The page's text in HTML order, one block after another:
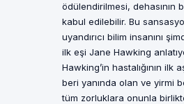
ödülendirilmesi, dehasının
kabul edilebilir. Bu
uyandırıcı bilim insanını
ilk eşi Jane Hawking
Hawking’in hastalığının ilk
beri yanında olan ve yirmi
tüm zorluklara onunla